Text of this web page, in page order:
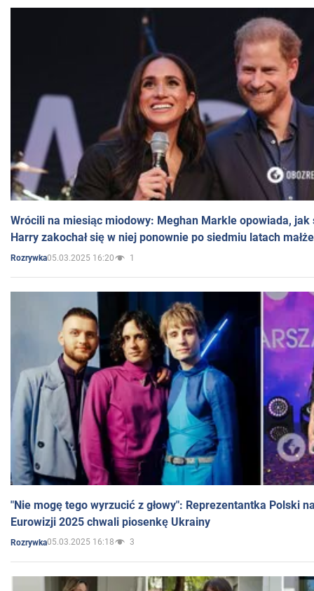
Wrócili na miesiąc miodowy: Meghan Markle opowiada, jak
Harry zakochał się w niej ponownie po siedmiu latach
Rozrywka05.03.2025 16:20 1
"Nie mogę tego wyrzucić z głowy": Reprezentantka Polski
Eurowizji 2025 chwali piosenkę Ukrainy
Rozrywka05.03.2025 16:18 3